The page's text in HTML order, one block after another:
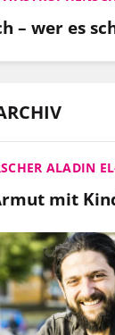
– wer es
ALADIN
mit